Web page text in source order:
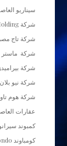
سيناريو
شركة Edge Holding
شركة تاج
شركة ماستر
شركة
شركة نيو
شركة هوم
عقارات
كمبوند
كومباوند Il Mondo بالعاصمة الادارية